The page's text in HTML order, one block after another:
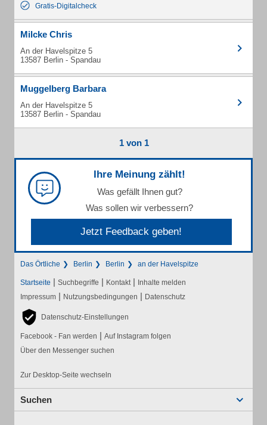
Gratis-Digitalcheck
Milcke Chris
An der Havelspitze 5
13587 Berlin - Spandau
Muggelberg Barbara
An der Havelspitze 5
13587 Berlin - Spandau
1 von 1
Ihre Meinung zählt!
Was gefällt Ihnen gut?
Was sollen wir verbessern?
Jetzt Feedback geben!
Das Örtliche Berlin Berlin an der Havelspitze
Startseite | Suchbegriffe | Kontakt | Inhalte melden
Impressum | Nutzungsbedingungen | Datenschutz
Datenschutz-Einstellungen
Facebook - Fan werden | Auf Instagram folgen
Über den Messenger suchen
Zur Desktop-Seite wechseln
Suchen